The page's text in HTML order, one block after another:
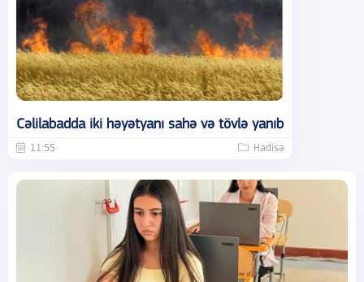
Cəlilabadda iki həyətyanı sahə və tövlə yanıb
11:55 Hadisə